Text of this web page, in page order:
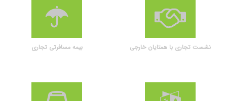
نشست تجاری با همتایان خارجی بیمه مسافرتی تجاری